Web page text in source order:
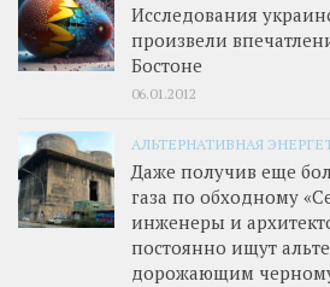
Исследования
произвели
Бостоне
06.01.2012
АЛЬТЕРНАТИВНАЯ
Даже получив еще
газа по обходному
инженеры и
постоянно ищут
дорожающим черному